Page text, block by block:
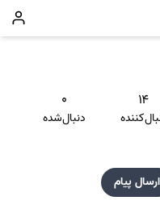
۱۴ ۰
دنبال‌شده
ارسال پیام